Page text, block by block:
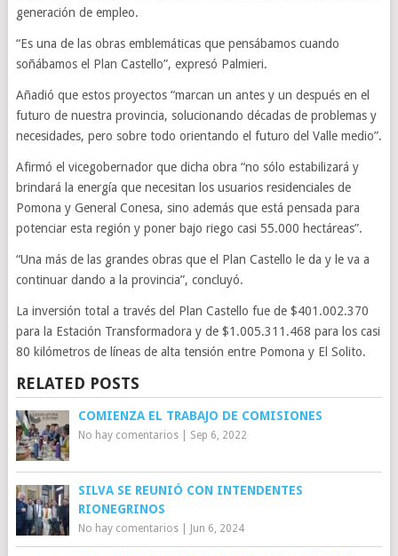
generación de empleo.
“Es una de las obras emblemáticas que pensábamos cuando
soñábamos el Plan Castello”, expresó Palmieri.
Añadió que estos proyectos “marcan un antes y un después en el
futuro de nuestra provincia, solucionando décadas de problemas y
necesidades, pero sobre todo orientando el futuro del Valle medio”.
Afirmó el vicegobernador que dicha obra “no sólo estabilizará y
brindará la energía que necesitan los usuarios residenciales de
Pomona y General Conesa, sino además que está pensada para
potenciar esta región y poner bajo riego casi 55.000 hectáreas”.
“Una más de las grandes obras que el Plan Castello le da y le va a
continuar dando a la provincia”, concluyó.
La inversión total a través del Plan Castello fue de $401.002.370
para la Estación Transformadora y de $1.005.311.468 para los casi
80 kilómetros de líneas de alta tensión entre Pomona y El Solito.
RELATED POSTS
COMIENZA EL TRABAJO DE COMISIONES
No hay comentarios| Sep 6, 2022
SILVA SE REUNIÓ CON INTENDENTES
RIONEGRINOS
No hay comentarios| Jun 6, 2024